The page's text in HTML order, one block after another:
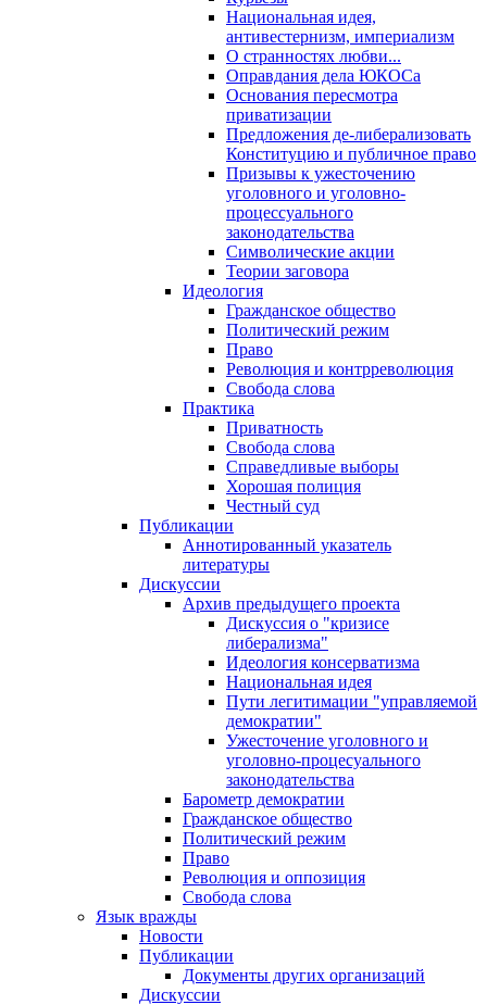
Национальная идея,
антивестернизм, империализм
О странностях любви...
Оправдания дела ЮКОСа
Основания пересмотра
приватизации
Предложения де-либерализовать
Конституцию и публичное право
Призывы к ужесточению
уголовного и уголовно-
процессуального
законодательства
Символические акции
Теории заговора
Идеология
Гражданское общество
Политический режим
Право
Революция и контрреволюция
Свобода слова
Практика
Приватность
Свобода слова
Справедливые выборы
Хорошая полиция
Честный суд
Публикации
Аннотированный указатель
литературы
Дискуссии
Архив предыдущего проекта
Дискуссия о "кризисе
либерализма"
Идеология консерватизма
Национальная идея
Пути легитимации "управляемой
демократии"
Ужесточение уголовного и
уголовно-процесуального
законодательства
Барометр демократии
Гражданское общество
Политический режим
Право
Революция и оппозиция
Свобода слова
Язык вражды
Новости
Публикации
Документы других организаций
Дискуссии